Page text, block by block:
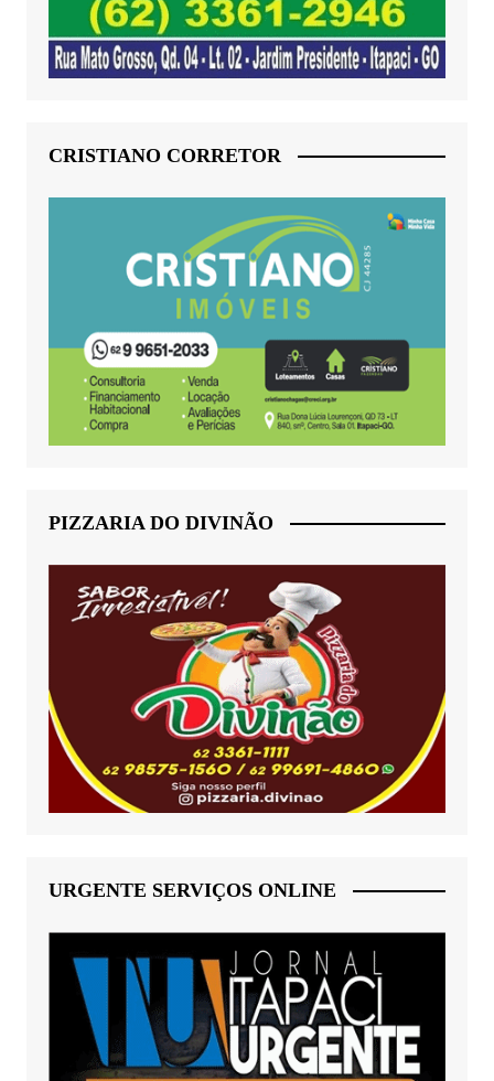
CRISTIANO CORRETOR
PIZZARIA DO DIVINÃO
URGENTE SERVIÇOS ONLINE